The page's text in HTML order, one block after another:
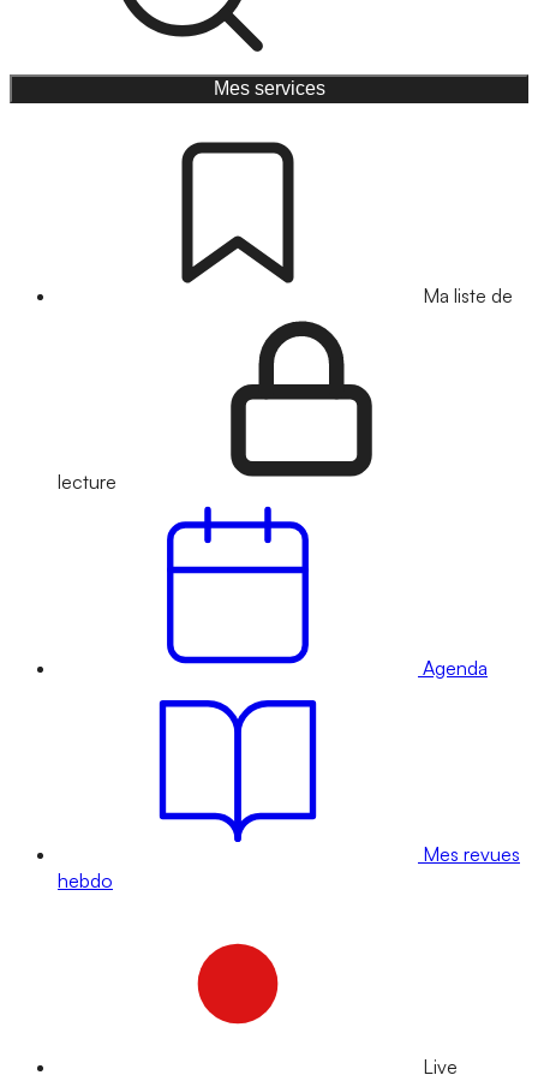
Mes services
Ma liste de
lecture
Agenda
Mes revues
hebdo
Live